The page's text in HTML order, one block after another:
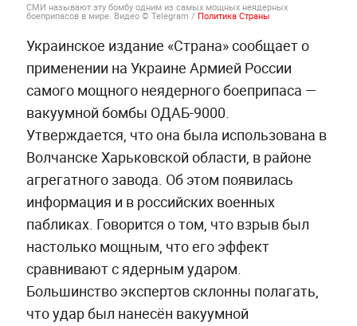
СМИ называют эту бомбу одним из самых мощных неядерных
боеприпасов в мире. Видео © Telegram / Политика Страны
Украинское издание «Страна» сообщает о
применении на Украине Армией России
самого мощного неядерного боеприпаса —
вакуумной бомбы ОДАБ-9000.
Утверждается, что она была использована в
Волчанске Харьковской области, в районе
агрегатного завода. Об этом появилась
информация и в российских военных
пабликах. Говорится о том, что взрыв был
настолько мощным, что его эффект
сравнивают с ядерным ударом.
Большинство экспертов склонны полагать,
что удар был нанесён вакуумной